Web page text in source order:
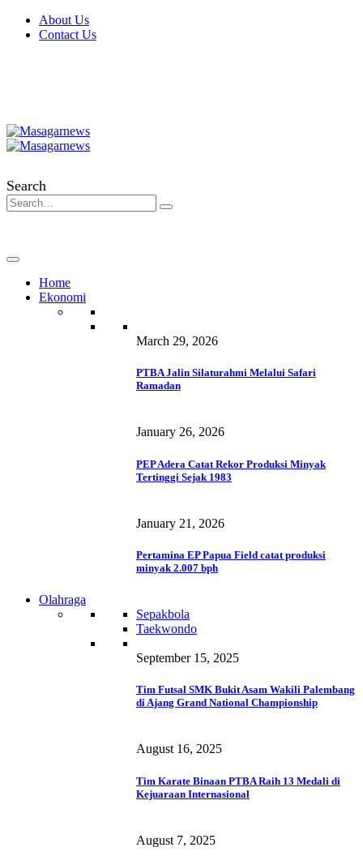
About Us
Contact Us
Search
Home
Ekonomi
March 29, 2026
PTBA Jalin Silaturahmi Melalui Safari
Ramadan
January 26, 2026
PEP Adera Catat Rekor Produksi Minyak
Tertinggi Sejak 1983
January 21, 2026
Pertamina EP Papua Field catat produksi
minyak 2.007 bph
Olahraga
Sepakbola
Taekwondo
September 15, 2025
Tim Futsal SMK Bukit Asam Wakili Palembang
di Ajang Grand National Championship
August 16, 2025
Tim Karate Binaan PTBA Raih 13 Medali di
Kejuaraan Internasional
August 7, 2025